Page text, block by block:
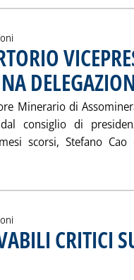
Minerario di
dal consiglio di
scorsi, Stefano Cao
CRITICI